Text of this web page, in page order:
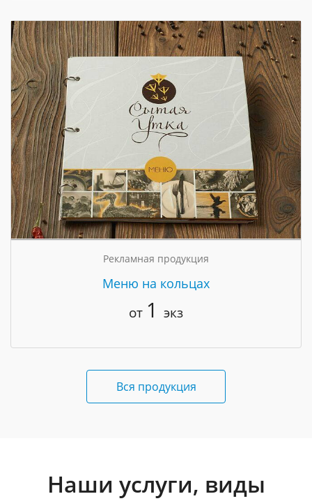
Рекламная продукция
Меню на кольцах
от 1 экз
Вся продукция
Наши услуги, виды